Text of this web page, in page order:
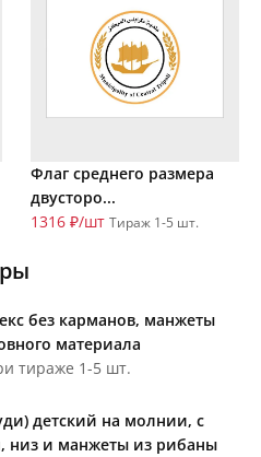
Флаг среднего размера
двусторо...
1316 ₽/шт Тираж 1-5 шт.
без карманов, манжеты
материала
тираже 1-5 шт.
детский на молнии, с
низ и манжеты из рибаны